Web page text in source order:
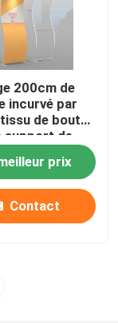
200cm de
incurvé par
de bout
support de
du
72dpi
prix
Contact